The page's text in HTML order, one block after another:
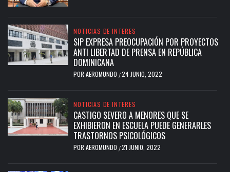
NOTICIAS DE INTERES
SIP EXPRESA PREOCUPACIÓN POR PROYECTOS
ANTI LIBERTAD DE PRENSA EN REPÚBLICA
DOMINICANA
POR AEROMUNDO /24 JUNIO, 2022
NOTICIAS DE INTERES
CASTIGO SEVERO A MENORES QUE SE
EXHIBIERON EN ESCUELA PUEDE GENERARLES
TRASTORNOS PSICOLÓGICOS
POR AEROMUNDO /21 JUNIO, 2022